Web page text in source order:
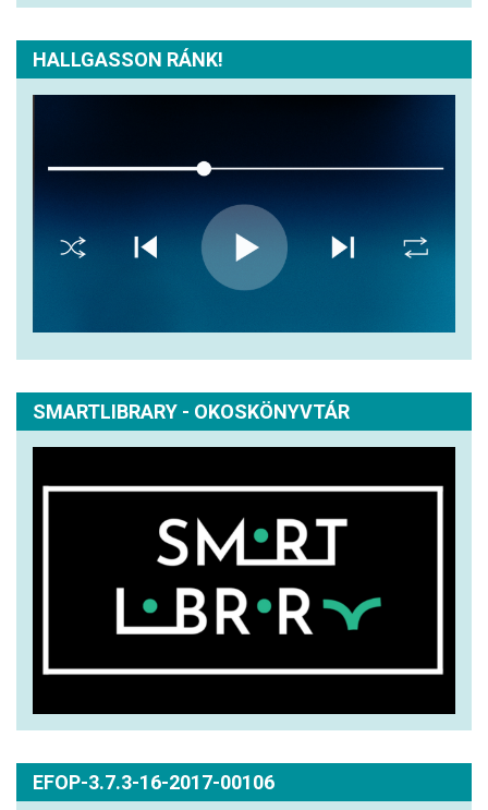
HALLGASSON RÁNK!
SMARTLIBRARY - OKOSKÖNYVTÁR
EFOP-3.7.3-16-2017-00106